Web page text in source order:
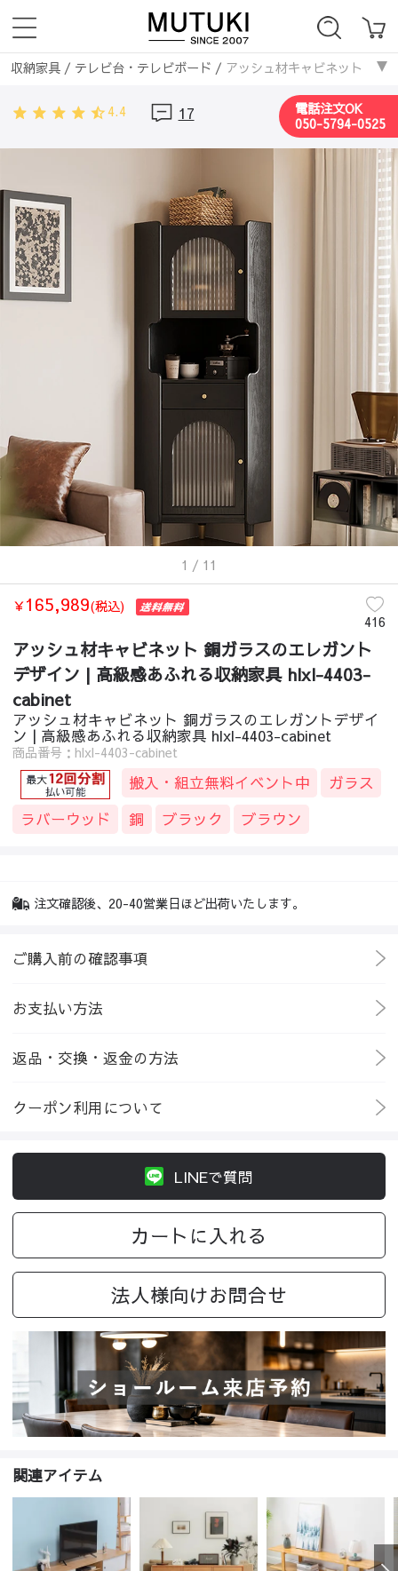
収納家具/ テレビ台・テレビボード / アッシュ材キャビネット 銅
収納家具/キャビネット・サイドボード
アッシュ材キャビネッ
アッシュ材キャビネット 銅ガラス
アッシュ材キャビネット 銅
収納棚・ボックス・ケース
アッシュ材キャビネット
収納家具/ 食器棚・キッチンボード/アッシュ材キャビネット 銅
収納家具
ハンガーラック・ボールハンガー/
アッシュ材キャビ
収納家具/
アッシュ材キャビネット 銅ガラスのエレガン
収納家具
アッシュ材キャビネット 銅ガラスのエレガ
収納家具/
アッシュ材キャビネット 銅ガラスのエレガン
/アッシュ材キャビネット 銅ガラスのエレ
アッシュ材キャビネット 銅ガラスのエレ
ヴィンテージ/
アッシュ材キャビネット 銅ガラスのエ
アッシュ材キャビネット 銅ガラスのエレ
アッシュ材キャビネット 銅ガラスのエレガント
収納家具
アッシュ材キャビネット 銅ガラスのエレガン
収納家具 /韓国風
アッシュ材キャビネット 銅ガラスのエレガン
収納家具/ライトリュクス / アッシュ材キャビネット 銅ガラスの
収納家具/ ゴージャス アッシュ材キャビネット 銅ガラスのエレ
4.4 17
電話注文OK
050-5794-0525
1 / 11
￥165,989(税込)
416
アッシュ材キャビネット 銅ガラスのエレガント
デザイン | 高級感あふれる収納家具 hlxl-4403-
cabinet
アッシュ材キャビネット 銅ガラスのエレガントデザイ
ン | 高級感あふれる収納家具 hlxl-4403-cabinet
商品番号：hlxl-4403-cabinet
搬入・組立無料イベント中
ガラス
ラバーウッド
銅 ブラック ブラウン
注文確認後、20-40営業日ほど出荷いたします。
ご購入前の確認事項
お支払い方法
返品・交換・返金の方法
クーポン利用について
LINEで質問
カートに入れる
法人様向けお問合せ
関連アイテム